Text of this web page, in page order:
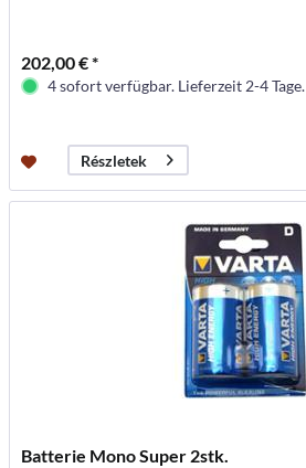
202,00 € *
4 sofort verfügbar. Lieferzeit 2-4 Tage.
Részletek
Batterie Mono Super 2stk.